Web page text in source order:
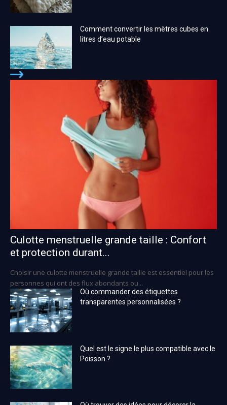
Comment convertir les mètres cubes en
litres d’eau potable
Culotte menstruelle grande taille : Confort
et protection durant...
Choisir une culotte menstruelle grande taille est essentiel pour les
personnes qui ont des flux abondants ou...
Où commander des étiquettes
transparentes personnalisées ?
Quel est le signe le plus compatible avec le
Poisson ?